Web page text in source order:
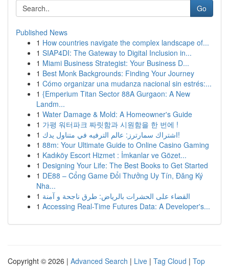
Go
Published News
1 How countries navigate the complex landscape of...
1 SIAP4DI: The Gateway to Digital Inclusion in...
1 Miami Business Strategist: Your Business D...
1 Best Monk Backgrounds: Finding Your Journey
1 Cómo organizar una mudanza nacional sin estrés:...
1 {Emperium Titan Sector 88A Gurgaon: A New
Landm...
1 Water Damage & Mold: A Homeowner's Guide
1 가평 워터파크 짜릿함과 시원함을 한 번에 !
1
اشتراك سمارترز: عالم الترفيه في متناول يدك!
1 88m: Your Ultimate Guide to Online Casino Gaming
1 Kadıköy Escort Hizmet : İmkanlar ve Gözet...
1 Designing Your Life: The Best Books to Get Started
1 DE88 – Cổng Game Đổi Thưởng Uy Tín, Đăng Ký
Nha...
1 القضاء على الحشرات بالرياض: طرق ناجحة و آمنة
1 Accessing Real-Time Futures Data: A Developer's...
Copyright © 2026 | Advanced Search | Live | Tag Cloud | Top